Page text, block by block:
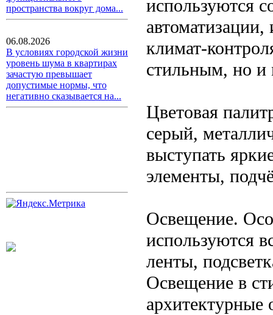
пространства вокруг дома...
06.08.2026
В условиях городской жизни
уровень шума в квартирах
зачастую превышает
допустимые нормы, что
негативно сказывается на...
используются
климат-
стильным, но и
Цветовая
серый,
выступать
элементы,
Освещение.
используются
ленты,
Освещение в
архитектурные